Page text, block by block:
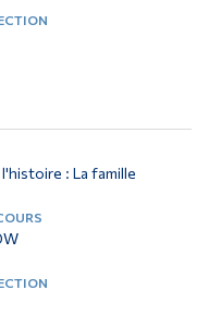
: La famille